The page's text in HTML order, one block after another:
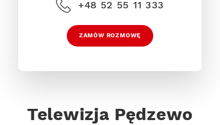
+48 52 55 11 333
ZAMÓW ROZMOWĘ
Telewizja Pędzewo